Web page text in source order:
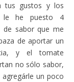
tus gustos y los
le he puesto 4
de sabor que me
de aportar un
y el tomate
no sólo sabor,
un poco